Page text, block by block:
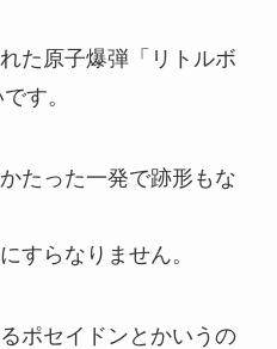
た原子爆弾「リトルボ
す。
たった一発で跡形もな
すらなりません。
ポセイドンとかいうの